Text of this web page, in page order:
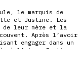
le marquis de
et Justine. Les
de leur mère et la
Après l’avoir
engager dans un
à l’aise, Justine
Mais elle